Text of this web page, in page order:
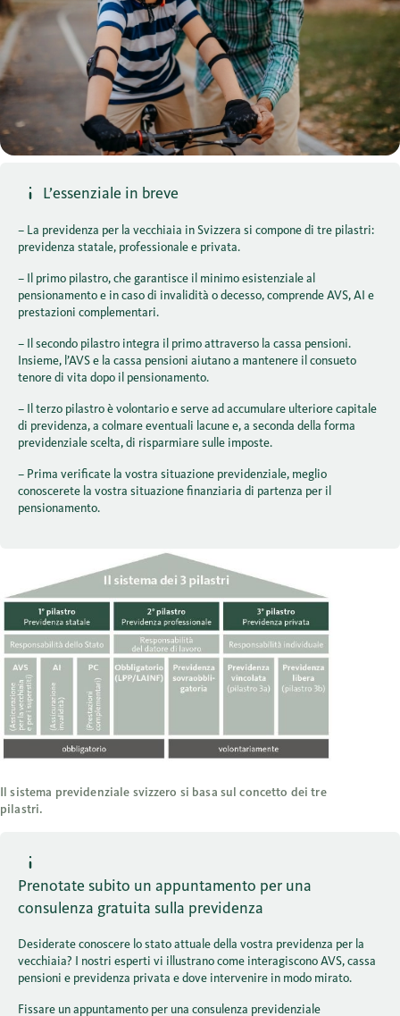
L’essenziale in breve
– La previdenza per la vecchiaia in Svizzera si compone di tre pilastri:
previdenza statale, professionale e privata.
– Il primo pilastro, che garantisce il minimo esistenziale al
pensionamento e in caso di invalidità o decesso, comprende AVS, AI e
prestazioni complementari.
– Il secondo pilastro integra il primo attraverso la cassa pensioni.
Insieme, l’AVS e la cassa pensioni aiutano a mantenere il consueto
tenore di vita dopo il pensionamento.
– Il terzo pilastro è volontario e serve ad accumulare ulteriore capitale
di previdenza, a colmare eventuali lacune e, a seconda della forma
previdenziale scelta, di risparmiare sulle imposte.
– Prima verificate la vostra situazione previdenziale, meglio
conoscerete la vostra situazione finanziaria di partenza per il
pensionamento.
Il sistema previdenziale svizzero si basa sul concetto dei tre
pilastri.
Prenotate subito un appuntamento per una
consulenza gratuita sulla previdenza
Desiderate conoscere lo stato attuale della vostra previdenza per la
vecchiaia? I nostri esperti vi illustrano come interagiscono AVS, cassa
pensioni e previdenza privata e dove intervenire in modo mirato.
Fissare un appuntamento per una consulenza previdenziale